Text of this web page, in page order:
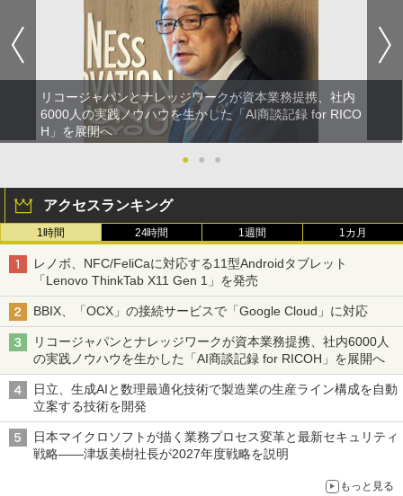
リコージャパンとナレッジワークが資本業務提携、社内
6000人の実践ノウハウを生かした「AI商談記録 for RICO
H」を展開へ
●
● ●
アクセスランキング
1時間 24時間 1週間 1カ月
レノボ、NFC/FeliCaに対応する11型Androidタブレット
「Lenovo ThinkTab X11 Gen 1」を発売
BBIX、「OCX」の接続サービスで「Google Cloud」に対応
リコージャパンとナレッジワークが資本業務提携、社内6000人
の実践ノウハウを生かした「AI商談記録 for RICOH」を展開へ
日立、生成AIと数理最適化技術で製造業の生産ライン構成を自動
立案する技術を開発
日本マイクロソフトが描く業務プロセス変革と最新セキュリティ
戦略――津坂美樹社長が2027年度戦略を説明
もっと見る